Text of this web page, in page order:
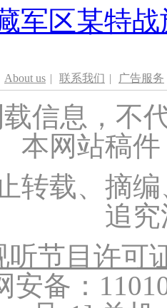
军区某特
About us | 联系我们 | 广告服务
信息，不
本网站稿
转载、摘
追
听节目许可
安备：